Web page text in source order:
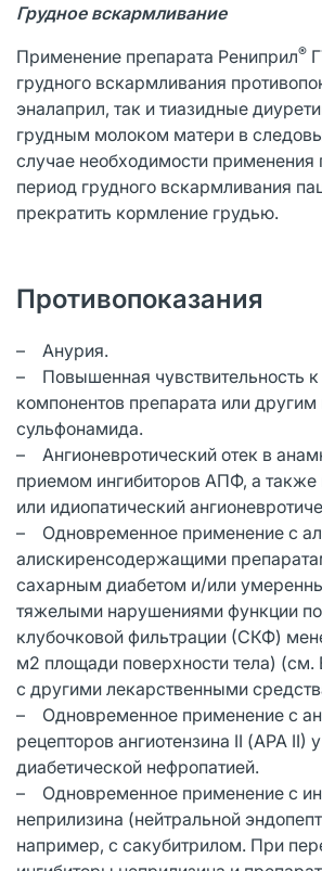
Грудное вскармливание
Применение препарата Рениприл®
грудного вскармливания
эналаприл, так и тиазидные
грудным молоком матери в
случае необходимости применения
период грудного вскармливания
прекратить кормление грудью.
Противопоказания
– Анурия.
– Повышенная чувствительность
компонентов препарата или
сульфонамида.
– Ангионевротический отек в
приемом ингибиторов АПФ, а также
или идиопатический
– Одновременное применение с
алискиренсодержащими
сахарным диабетом и/или
тяжелыми нарушениями функции
клубочковой фильтрации (СКФ)
м2 площади поверхности тела) (см.
с другими лекарственными
– Одновременное применение с
рецепторов ангиотензина II (АРА II)
диабетической нефропатией.
– Одновременное применение с
неприлизина (нейтральной
например, с сакубитрилом. При